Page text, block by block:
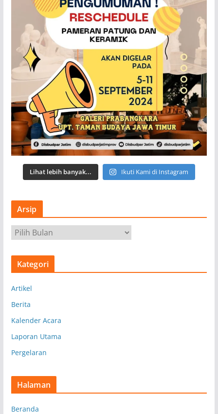
Lihat lebih banyak... Ikuti Kami di Instagram
Arsip
r
s
Kategori
Artikel
Berita
Kalender Acara
Laporan Utama
Pergelaran
Halaman
Beranda